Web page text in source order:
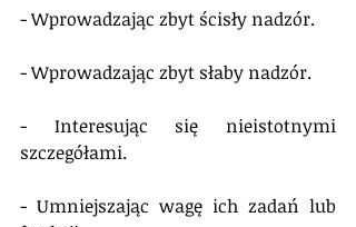
- Wprowadzając zbyt ścisły nadzór.
- Wprowadzając zbyt słaby nadzór.
- Interesując się nieistotnymi
szczegółami.
- Umniejszając wagę ich zadań lub